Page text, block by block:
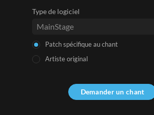
Type de logiciel
Patch spécifique au chant
Artiste original
Demander un chant